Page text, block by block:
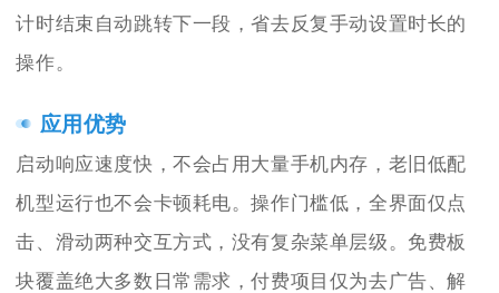
计时结束自动跳转下一段，省去反复手动设置时长的
操作。
应用优势
启动响应速度快，不会占用大量手机内存，老旧低配
机型运行也不会卡顿耗电。操作门槛低，全界面仅点
击、滑动两种交互方式，没有复杂菜单层级。免费板
块覆盖绝大多数日常需求，付费项目仅为去广告、解